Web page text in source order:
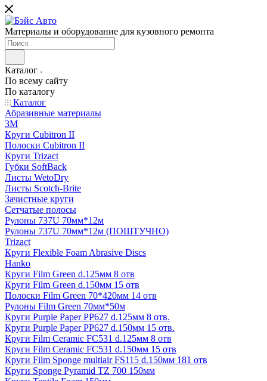
Материалы и оборудование для кузовного ремонта
Каталог
По всему сайту
По каталогу
Каталог
Абразивные материалы
3M
Круги Cubitron II
Полоски Cubitron II
Круги Trizact
Губки SoftBack
Листы WetoDry
Листы Scotch-Brite
Зачистные круги
Сетчатые полосы
Рулоны 737U 70мм*12м
Рулоны 737U 70мм*12м (ПОШТУЧНО)
Trizact
Круги Flexible Foam Abrasive Discs
Hanko
Круги Film Green d.125мм 8 отв
Круги Film Green d.150мм 15 отв
Полоски Film Green 70*420мм 14 отв
Рулоны Film Green 70мм*50м
Круги Purple Paper PP627 d.125мм 8 отв.
Круги Purple Paper PP627 d.150мм 15 отв.
Круги Film Ceramic FC531 d.125мм 8 отв
Круги Film Ceramic FC531 d.150мм 15 отв
Круги Film Sponge multiair FS115 d.150мм 181 отв
Круги Sponge Pyramid TZ 700 150мм